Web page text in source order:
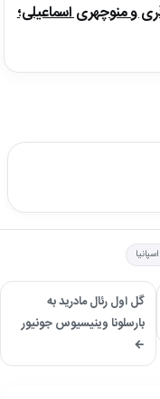
و منوچهری اسماعیلی؛
گل اول رئال مادرید به
بارسلونا وینیسیوس جونیور
←